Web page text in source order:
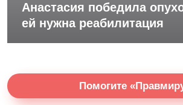
Анастасия победила
ей нужна реабилитация
Помогите